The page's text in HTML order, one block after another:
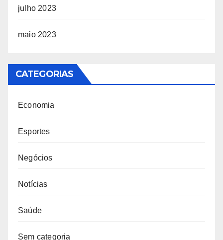
julho 2023
maio 2023
CATEGORIAS
Economia
Esportes
Negócios
Notícias
Saúde
Sem categoria